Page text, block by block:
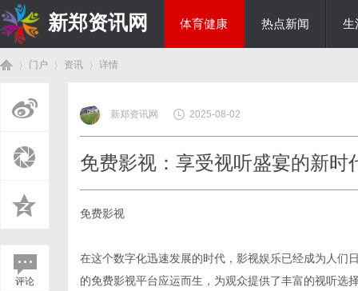
新郑资讯网 体育健康 热点新闻 生
门户 资讯
›
详情
评论
新郑资讯网 2025-08-02
免费影视：享受视听盛宴的新时
免费影视
在这个数字化迅速发展的时代，影视娱乐已经成为人们
的免费影视平台应运而生，为观众提供了丰富的视听选